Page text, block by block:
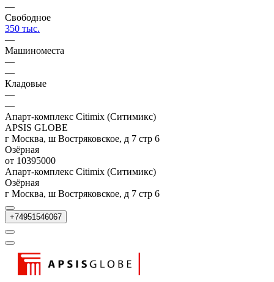
—
Свободное
350 тыс.
—
Машиноместа
—
—
Кладовые
—
—
Апарт-комплекс Citimix (Ситимикс)
APSIS GLOBE
г Москва, ш Востряковское, д 7 стр 6
Озёрная
от 10395000
Апарт-комплекс Citimix (Ситимикс)
Озёрная
г Москва, ш Востряковское, д 7 стр 6
+74951546067